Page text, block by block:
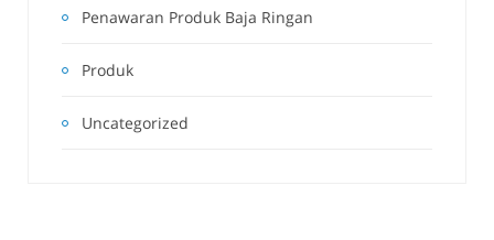
Penawaran Produk Baja Ringan
Produk
Uncategorized